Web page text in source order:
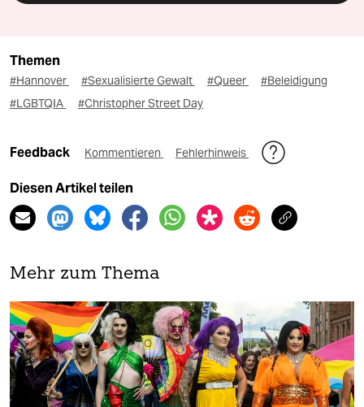
Themen
#Hannover #Sexualisierte Gewalt #Queer
#Beleidigung
#LGBTQIA
#Christopher Street Day
Feedback Kommentieren Fehlerhinweis
Diesen Artikel teilen
Mehr zum Thema